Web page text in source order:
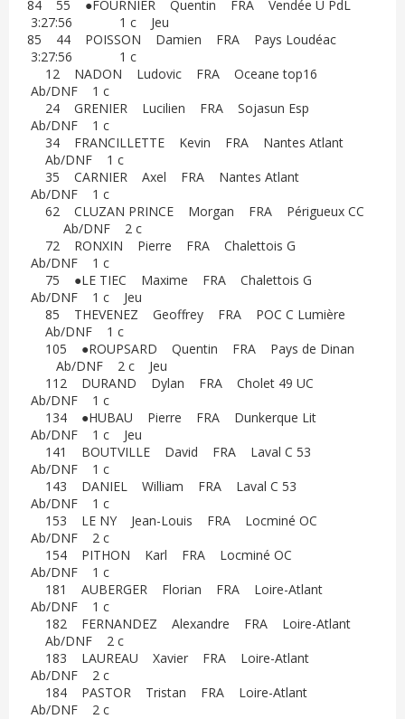
84 55 ●FOURNIER Quentin FRA Vendée U PdL
3:27:56 1 c Jeu
85 44 POISSON Damien FRA Pays Loudéac
3:27:56 1 c
12 NADON Ludovic FRA Oceane top16
Ab/DNF 1 c
24 GRENIER Lucilien FRA Sojasun Esp
Ab/DNF 1 c
34 FRANCILLETTE Kevin FRA Nantes Atlant
Ab/DNF 1 c
35 CARNIER Axel FRA Nantes Atlant
Ab/DNF 1 c
62 CLUZAN PRINCE Morgan FRA Périgueux CC
Ab/DNF 2 c
72 RONXIN Pierre FRA Chalettois G
Ab/DNF 1 c
75 ●LE TIEC Maxime FRA Chalettois G
Ab/DNF 1 c Jeu
85 THEVENEZ Geoffrey FRA POC C Lumière
Ab/DNF 1 c
105 ●ROUPSARD Quentin FRA Pays de Dinan
Ab/DNF 2 c Jeu
112 DURAND Dylan FRA Cholet 49 UC
Ab/DNF 1 c
134 ●HUBAU Pierre FRA Dunkerque Lit
Ab/DNF 1 c Jeu
141 BOUTVILLE David FRA Laval C 53
Ab/DNF 1 c
143 DANIEL William FRA Laval C 53
Ab/DNF 1 c
153 LE NY Jean-Louis FRA Locminé OC
Ab/DNF 2 c
154 PITHON Karl FRA Locminé OC
Ab/DNF 1 c
181 AUBERGER Florian FRA Loire-Atlant
Ab/DNF 1 c
182 FERNANDEZ Alexandre FRA Loire-Atlant
Ab/DNF 2 c
183 LAUREAU Xavier FRA Loire-Atlant
Ab/DNF 2 c
184 PASTOR Tristan FRA Loire-Atlant
Ab/DNF 2 c